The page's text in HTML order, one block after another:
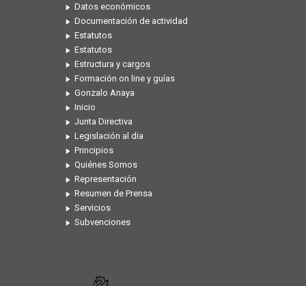
Datos económicos
Documentación de actividad
Estatutos
Estatutos
Estructura y cargos
Formación on line y guías
Gonzalo Anaya
Inicio
Junta Directiva
Legislación al dia
Principios
Quiénes Somos
Representación
Resumen de Prensa
Servicios
Subvenciones